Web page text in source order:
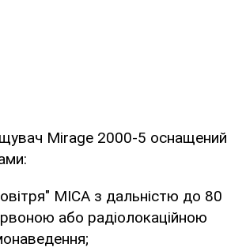
Mirage 2000-5 оснащений
MICA з дальністю до 80
або радіолокаційною